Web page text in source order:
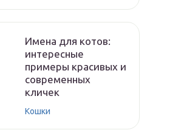
Имена для котов:
интересные
примеры красивых и
современных
кличек
Кошки